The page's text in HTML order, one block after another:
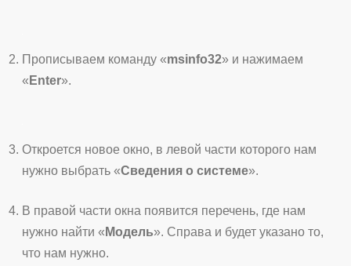
Прописываем команду «msinfo32» и нажимаем
« Enter».
Откроется новое окно, в левой части которого нам
нужно выбрать «Сведения о системе».
В правой части окна появится перечень, где нам
нужно найти « Модель». Справа и будет указано то,
что нам нужно.